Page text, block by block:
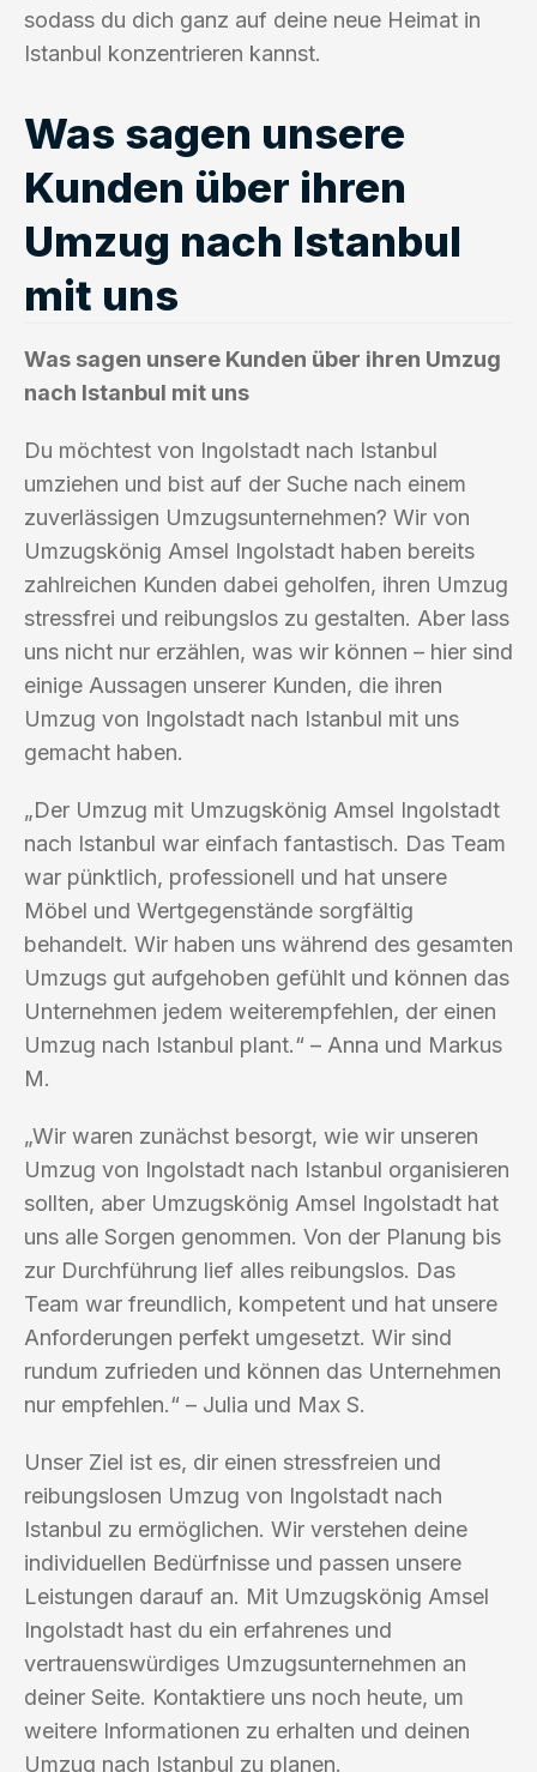
sodass du dich ganz auf deine neue Heimat in
Istanbul konzentrieren kannst.
Was sagen unsere
Kunden über ihren
Umzug nach Istanbul
mit uns
Was sagen unsere Kunden über ihren Umzug
nach Istanbul mit uns
Du möchtest von Ingolstadt nach Istanbul
umziehen und bist auf der Suche nach einem
zuverlässigen Umzugsunternehmen? Wir von
Umzugskönig Amsel Ingolstadt haben bereits
zahlreichen Kunden dabei geholfen, ihren Umzug
stressfrei und reibungslos zu gestalten. Aber lass
uns nicht nur erzählen, was wir können – hier sind
einige Aussagen unserer Kunden, die ihren
Umzug von Ingolstadt nach Istanbul mit uns
gemacht haben.
„Der Umzug mit Umzugskönig Amsel Ingolstadt
nach Istanbul war einfach fantastisch. Das Team
war pünktlich, professionell und hat unsere
Möbel und Wertgegenstände sorgfältig
behandelt. Wir haben uns während des gesamten
Umzugs gut aufgehoben gefühlt und können das
Unternehmen jedem weiterempfehlen, der einen
Umzug nach Istanbul plant.“ – Anna und Markus
M.
„Wir waren zunächst besorgt, wie wir unseren
Umzug von Ingolstadt nach Istanbul organisieren
sollten, aber Umzugskönig Amsel Ingolstadt hat
uns alle Sorgen genommen. Von der Planung bis
zur Durchführung lief alles reibungslos. Das
Team war freundlich, kompetent und hat unsere
Anforderungen perfekt umgesetzt. Wir sind
rundum zufrieden und können das Unternehmen
nur empfehlen.“ – Julia und Max S.
Unser Ziel ist es, dir einen stressfreien und
reibungslosen Umzug von Ingolstadt nach
Istanbul zu ermöglichen. Wir verstehen deine
individuellen Bedürfnisse und passen unsere
Leistungen darauf an. Mit Umzugskönig Amsel
Ingolstadt hast du ein erfahrenes und
vertrauenswürdiges Umzugsunternehmen an
deiner Seite. Kontaktiere uns noch heute, um
weitere Informationen zu erhalten und deinen
Umzug nach Istanbul zu planen.